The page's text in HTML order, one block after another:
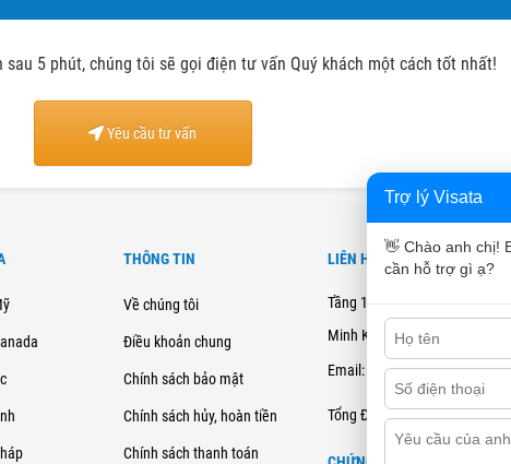
5 phút, chúng tôi sẽ gọi điện tư vấn Quý khách một cách tốt nhất!
Yêu cầu tư vấn
THÔNG TIN
Về chúng tôi
Điều khoản chung
Chính sách bảo mật
Chính sách hủy, hoàn tiền
Chính sách thanh toán
LIÊN HỆ
Tầng 12B, Tòa nhà Cienco4 -
Minh Khai, Quận 3, TPHCM
Email: hotro@visata.vn
Tổng Đài Tư Vấn:
Trợ lý Visata
👋 Chào anh chị!
cần hỗ trợ gì ạ?